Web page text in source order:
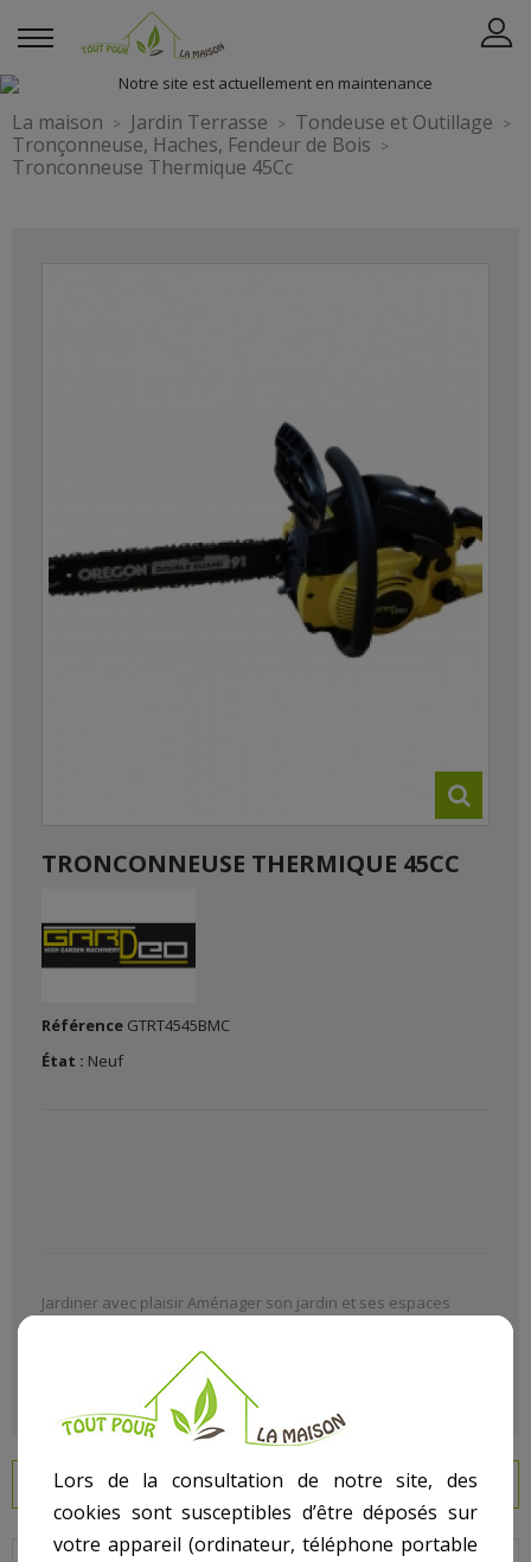
La maison Jardin Terrasse
Tondeuse et Outillage
Tronçonneuse, Haches, Fendeur de Bois
Tronconneuse Thermique 45Cc
TRONCONNEUSE THERMIQUE 45CC
Référence GTRT4545BMC
État : Neuf
Jardiner avec plaisir Aménager son jardin et ses espaces
notre rayon jardinage article
EN SAVOIR PLUS
Lors de la consultation de notre site, des
cookies sont susceptibles d’être déposés sur
votre appareil (ordinateur, téléphone portable